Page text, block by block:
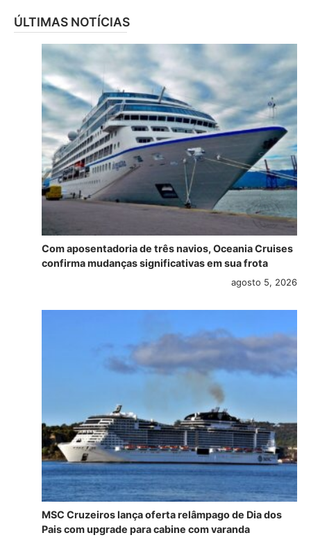
ÚLTIMAS NOTÍCIAS
Com aposentadoria de três navios, Oceania Cruises
confirma mudanças significativas em sua frota
agosto 5, 2026
MSC Cruzeiros lança oferta relâmpago de Dia dos
Pais com upgrade para cabine com varanda